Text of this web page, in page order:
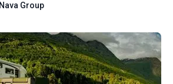
Nava Group